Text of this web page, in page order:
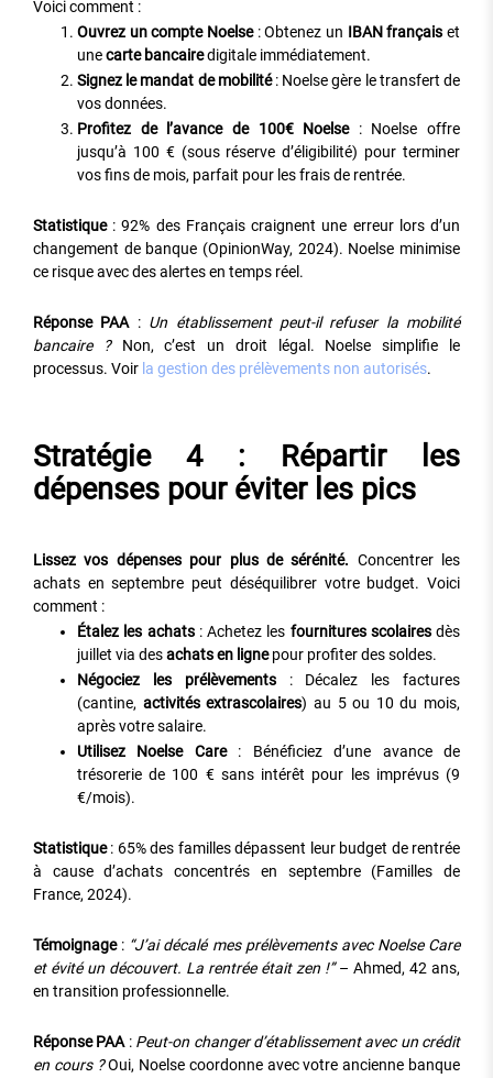
Voici comment :
Ouvrez un compte Noelse: Obtenez un IBAN français et
unecarte bancairedigitale immédiatement.
Signez le mandat de mobilité: Noelse gère le transfert de
vos données.
Profitez de l’avance de 100€ Noelse: Noelse offre
jusqu’à 100 € (sous réserve d’éligibilité) pour terminer
vos fins de mois, parfait pour les frais de rentrée.
Statistique: 92% des Français craignent une erreur lors d’un
changement de banque (OpinionWay, 2024). Noelse minimise
ce risque avec des alertes en temps réel.
Réponse PAA : Un établissement peut-il refuser la mobilité
bancaire ?Non, c’est un droit légal. Noelse simplifie le
processus. Voir la gestion des prélèvements non autorisés.
Stratégie 4 : Répartir les
dépenses pour éviter les pics
Lissez vos dépenses pour plus de sérénité. Concentrer les
achats en septembre peut déséquilibrer votre budget. Voici
comment :
Étalez les achats: Achetez les fournitures scolairesdès
juillet via desachats en lignepour profiter des soldes.
Négociez les prélèvements: Décalez les factures
(cantine, activités extrascolaires) au 5 ou 10 du mois,
après votre salaire.
Utilisez Noelse Care: Bénéficiez d’une avance de
trésorerie de 100 € sans intérêt pour les imprévus (9
€/mois).
Statistique: 65% des familles dépassent leur budget de rentrée
à cause d’achats concentrés en septembre (Familles de
France, 2024).
Témoignage: “J’ai décalé mes prélèvements avec Noelse Care
et évité un découvert. La rentrée était zen !”– Ahmed, 42 ans,
en transition professionnelle.
Réponse PAA : Peut-on changer d’établissement avec un crédit
en cours ?Oui, Noelse coordonne avec votre ancienne banque